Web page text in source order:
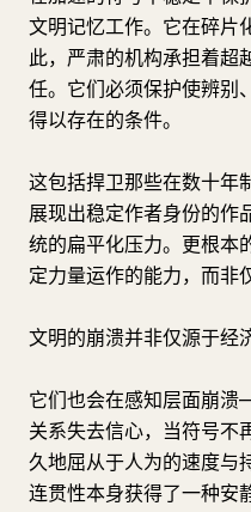
文明记忆工作。它在碎片
此，严肃的机构承担着超
任。它们必须保护使辨别
得以存在的条件。
这包括捍卫那些在数十年
展现出稳定作者身份的作
统的扁平化压力。更根本
定力量运作的能力，而非
文明的崩溃并非仅源于经
它们也会在感知层面崩
关系失去信心，当符号不
久地屈从于人为的速度与
连贯性本身获得了一种安